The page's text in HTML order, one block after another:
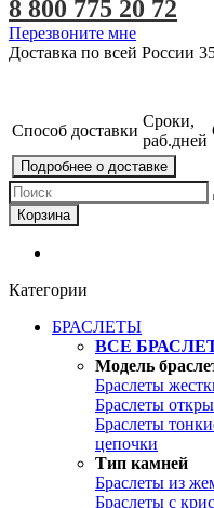
8 800 775 20 72
Перезвоните мне
Доставка по всей России
Способ доставки
Сроки,
раб.дней
Подробнее о доставке
Корзина
Категории
БРАСЛЕТЫ
ВСЕ
Модель
Браслеты
Браслеты
Браслеты
цепочки
Тип камней
Браслеты из
Браслеты с